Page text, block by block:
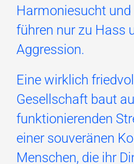
Harmoniesucht
führen nur zu Hass
Aggression.
Eine wirklich
Gesellschaft baut
funktionierenden
einer souveränen
Menschen, die ihr